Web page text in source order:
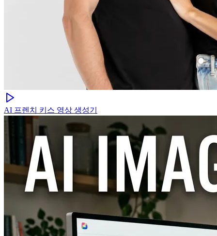
AI 프렌치 키스 영상 생성기